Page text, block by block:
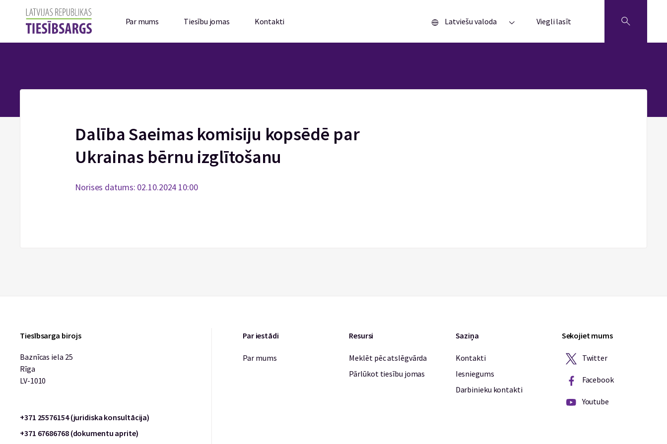
Par mums Tiesību jomas Kontakti Latviešu valoda Viegli lasīt
Dalība Saeimas komisiju kopsēdē par
Ukrainas bērnu izglītošanu
Norises datums: 02.10.2024 10:00
Tiesībsarga birojs
Baznīcas iela 25
Rīga
LV-1010
+371 25576154 (juridiska konsultācija)
+371 67686768 (dokumentu aprite)
Par iestādi
Par mums
Resursi
Meklēt pēc atslēgvārda
Pārlūkot tiesību jomas
Saziņa
Kontakti
Iesniegums
Darbinieku kontakti
Sekojiet mums
Twitter
Facebook
Youtube